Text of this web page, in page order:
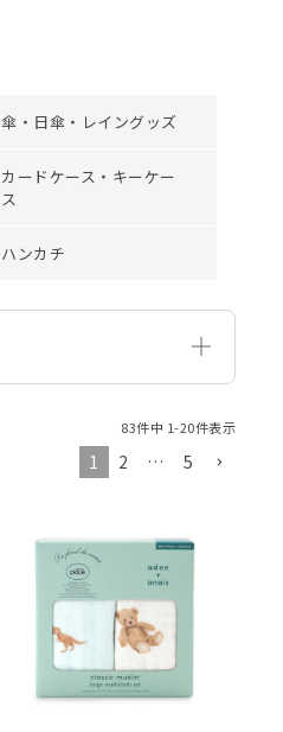
傘・日傘・レイングッズ
カードケース・キーケー
ス
ハンカチ
83件中 1-20件表示
1 2 … 5